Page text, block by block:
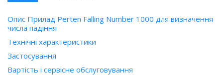
Опис Прилад Perten Falling Number 1000 для визначення
числа падіння
Технічні характеристики
Застосування
Вартість і сервісне обслуговування